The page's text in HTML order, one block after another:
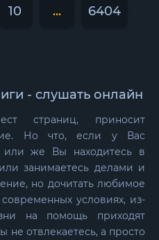
10 ... 6404
- слушать онлайн
страниц, приносит
Но что, если у Вас
же Вы находитесь в
занимаетесь делами и
но дочитать любимое
условиях, из-
на помощь приходят
не отвлекаетесь, а просто